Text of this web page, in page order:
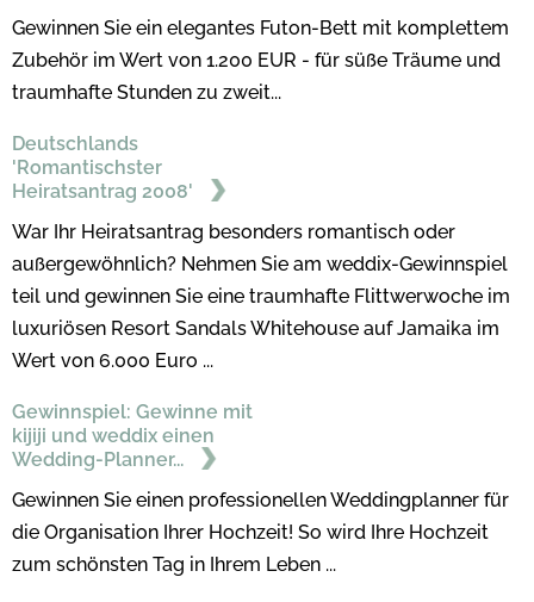
Gewinnen Sie ein elegantes Futon-Bett mit komplettem
Zubehör im Wert von 1.200 EUR - für süße Träume und
traumhafte Stunden zu zweit...
Deutschlands
'Romantischster
Heiratsantrag 2008'
War Ihr Heiratsantrag besonders romantisch oder
außergewöhnlich? Nehmen Sie am weddix-Gewinnspiel
teil und gewinnen Sie eine traumhafte Flittwerwoche im
luxuriösen Resort Sandals Whitehouse auf Jamaika im
Wert von 6.000 Euro ...
Gewinnspiel: Gewinne mit
kijiji und weddix einen
Wedding-Planner...
Gewinnen Sie einen professionellen Weddingplanner für
die Organisation Ihrer Hochzeit! So wird Ihre Hochzeit
zum schönsten Tag in Ihrem Leben ...